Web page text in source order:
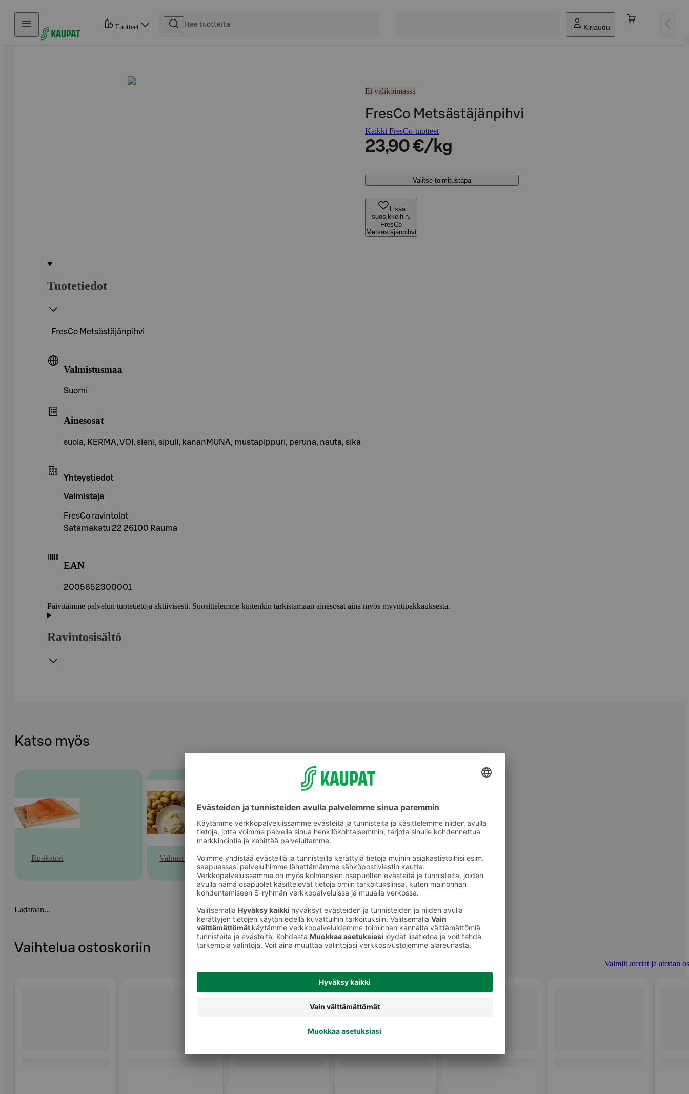
Hyppää sisältöön
Tuotteet Kirjaudu
Ei valikoimassa
FresCo Metsästäjänpihvi
Kaikki FresCo-tuotteet
23,90 €/kg
Valitse toimitustapa
Lisää
suosikkeihin,
FresCo
Metsästäjänpihvi
Tuotetiedot
FresCo Metsästäjänpihvi
Valmistusmaa
Suomi
Ainesosat
suola, KERMA, VOI, sieni, sipuli, kananMUNA, mustapippuri, peruna, nauta, sika
Yhteystiedot
Valmistaja
FresCo ravintolat
Satamakatu 22 26100 Rauma
EAN
2005652300001
Päivitämme palvelun tuotetietoja aktiivisesti. Suosittelemme kuitenkin tarkistamaan ainesosat aina myös myyntipakkauksesta.
Ravintosisältö
Katso myös
Ruokatori Valmisruoka Valmiit ateriat ja aterian osat
Ladataan...
Vaihtelua ostoskoriin
Valmiit ateriat ja aterian